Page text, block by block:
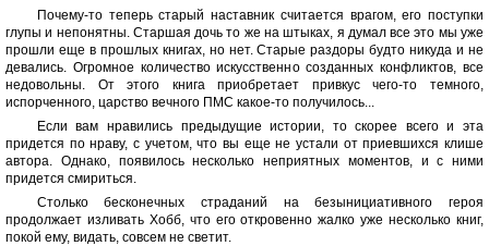
Почему-то теперь старый наставник считается врагом, его поступки
глупы и непонятны. Старшая дочь то же на штыках, я думал все это мы уже
прошли еще в прошлых книгах, но нет. Старые раздоры будто никуда и не
девались. Огромное количество искусственно созданных конфликтов, все
недовольны. От этого книга приобретает привкус чего-то темного,
испорченного, царство вечного ПМС какое-то получилось...
Если вам нравились предыдущие истории, то скорее всего и эта
придется по нраву, с учетом, что вы еще не устали от приевшихся клише
автора. Однако, появилось несколько неприятных моментов, и с ними
придется смириться.
Столько бесконечных страданий на безынициативного героя
продолжает изливать Хобб, что его откровенно жалко уже несколько книг,
покой ему, видать, совсем не светит.